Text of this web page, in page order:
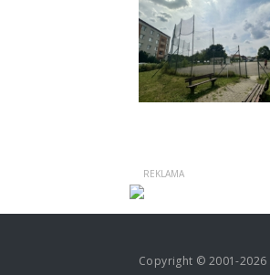
Copyright © 2001-2026